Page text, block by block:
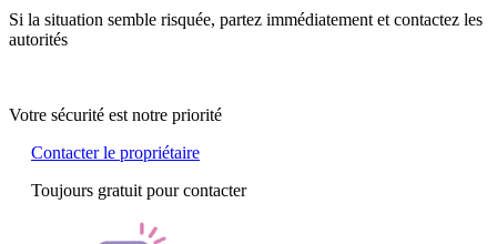
Si la situation semble risquée, partez immédiatement et contactez les
autorités
Votre sécurité est notre priorité
Contacter le propriétaire
Toujours gratuit pour contacter